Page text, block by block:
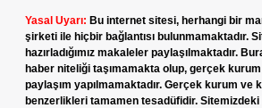
Yasal Uyarı: Bu internet sitesi, herhangi bir
şirketi ile hiçbir bağlantısı bulunmamaktadır.
hazırladığımız makaleler paylaşılmaktadır.
haber niteliği taşımamakta olup, gerçek
paylaşım yapılmamaktadır. Gerçek kurum ve
benzerlikleri tamamen tesadüfidir.